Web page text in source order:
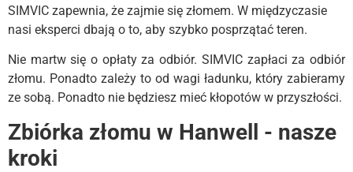
SIMVIC zapewnia, że zajmie się złomem. W międzyczasie
nasi eksperci dbają o to, aby szybko posprzątać teren.
Nie martw się o opłaty za odbiór. SIMVIC zapłaci za odbiór
złomu. Ponadto zależy to od wagi ładunku, który zabieramy
ze sobą. Ponadto nie będziesz mieć kłopotów w przyszłości.
Zbiórka złomu w Hanwell - nasze
kroki